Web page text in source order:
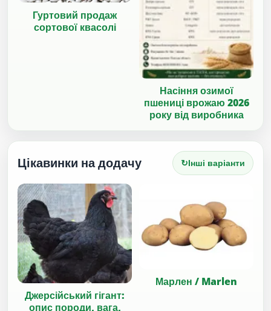
Гуртовий продаж
сортової квасолі
Насіння озимої
пшениці врожаю 2026
року від виробника
Цікавинки на додачу ↻Інші варіанти
Джерсійський гігант:
опис породи, вага,
Марлен / Marlen